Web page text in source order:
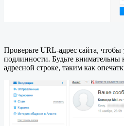
Проверьте URL-адрес сайта, чтобы
подлинности. Будьте
адресной строке, таким как